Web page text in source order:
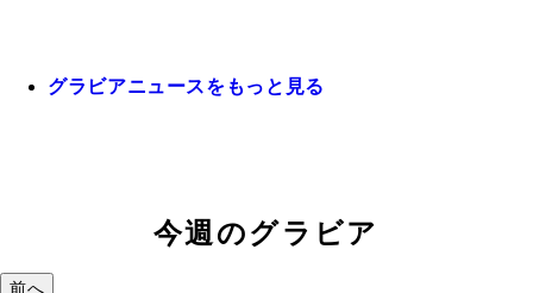
グラビアニュースをもっと見る
今週のグラビア
前へ